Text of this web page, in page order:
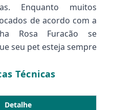
Enquanto muitos
de acordo com a
Rosa Furacão se
seu pet esteja sempre
Técnicas
Detalhe